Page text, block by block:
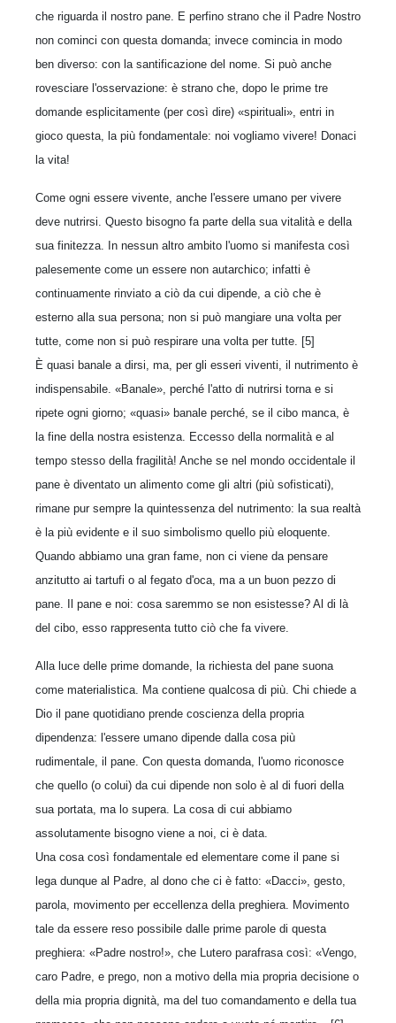
che riguarda il nostro pane. E perfino strano che il Padre Nostro
non cominci con questa domanda; invece comincia in modo
ben diverso: con la santificazione del nome. Si può anche
rovesciare l'osservazione: è strano che, dopo le prime tre
domande esplicitamente (per così dire) «spirituali», entri in
gioco questa, la più fondamentale: noi vogliamo vivere! Donaci
la vita!
Come ogni essere vivente, anche l'essere umano per vivere
deve nutrirsi. Questo bisogno fa parte della sua vitalità e della
sua finitezza. In nessun altro ambito l'uomo si manifesta così
palesemente come un essere non autarchico; infatti è
continuamente rinviato a ciò da cui dipende, a ciò che è
esterno alla sua persona; non si può mangiare una volta per
tutte, come non si può respirare una volta per tutte. [5]
È quasi banale a dirsi, ma, per gli esseri viventi, il nutrimento è
indispensabile. «Banale», perché l'atto di nutrirsi torna e si
ripete ogni giorno; «quasi» banale perché, se il cibo manca, è
la fine della nostra esistenza. Eccesso della normalità e al
tempo stesso della fragilità! Anche se nel mondo occidentale il
pane è diventato un alimento come gli altri (più sofisticati),
rimane pur sempre la quintessenza del nutrimento: la sua realtà
è la più evidente e il suo simbolismo quello più eloquente.
Quando abbiamo una gran fame, non ci viene da pensare
anzitutto ai tartufi o al fegato d'oca, ma a un buon pezzo di
pane. Il pane e noi: cosa saremmo se non esistesse? Al di là
del cibo, esso rappresenta tutto ciò che fa vivere.
Alla luce delle prime domande, la richiesta del pane suona
come materialistica. Ma contiene qualcosa di più. Chi chiede a
Dio il pane quotidiano prende coscienza della propria
dipendenza: l'essere umano dipende dalla cosa più
rudimentale, il pane. Con questa domanda, l'uomo riconosce
che quello (o colui) da cui dipende non solo è al di fuori della
sua portata, ma lo supera. La cosa di cui abbiamo
assolutamente bisogno viene a noi, ci è data.
Una cosa così fondamentale ed elementare come il pane si
lega dunque al Padre, al dono che ci è fatto: «Dacci», gesto,
parola, movimento per eccellenza della preghiera. Movimento
tale da essere reso possibile dalle prime parole di questa
preghiera: «Padre nostro!», che Lutero parafrasa così: «Vengo,
caro Padre, e prego, non a motivo della mia propria decisione o
della mia propria dignità, ma del tuo comandamento e della tua